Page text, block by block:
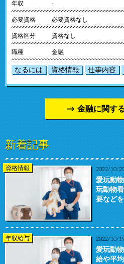
年収 -
必要資格 必要資格なし
資格区分 資格なし
職種 金融
なるには 資格情報 仕事内容
金融に関す
新着記事
資格情報 2022/10/
愛玩動
玩動物
要など
年収給与 2022/10/
愛玩動
給や平